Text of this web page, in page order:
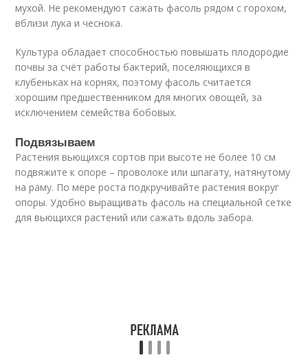
мухой. Не рекомендуют сажать фасоль рядом с горохом,
вблизи лука и чеснока.
Культура обладает способностью повышать плодородие
почвы за счёт работы бактерий, поселяющихся в
клубеньках на корнях, поэтому фасоль считается
хорошим предшественником для многих овощей, за
исключением семейства бобовых.
Подвязываем
Растения вьющихся сортов при высоте не более 10 см
подвяжите к опоре – проволоке или шпагату, натянутому
на раму. По мере роста подкручивайте растения вокруг
опоры. Удобно выращивать фасоль на специальной сетке
для вьющихся растений или сажать вдоль забора.